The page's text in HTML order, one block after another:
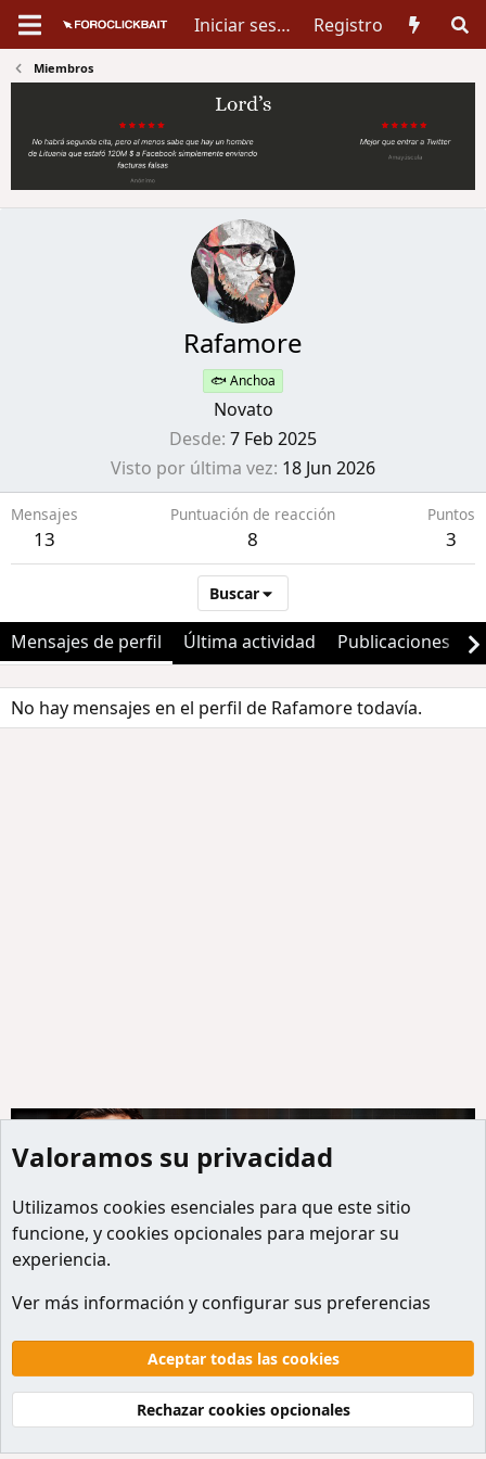
Iniciar sesión Registro
Miembros
Rafamore
🐟 Anchoa
Novato
Desde 7 Feb 2025
Visto por última vez 18 Jun 2026
Mensajes
13
Puntuación de reacción
8
Puntos
3
Buscar
Mensajes de perfil Última actividad Publicaciones
No hay mensajes en el perfil de Rafamore todavía.
Miembros
Default style
Español
Términos y reglas
Politicas de privacidad
Ayuda
Inicio
R
S
S
Community platform by XenForo® © 2010-2026 XenForo Ltd.
Valoramos su privacidad
Utilizamos cookies esenciales para que este sitio
funcione, y cookies opcionales para mejorar su
experiencia.
Ver más información y configurar sus preferencias
Aceptar todas las cookies
Rechazar cookies opcionales